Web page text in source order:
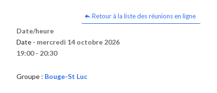
Retour à la liste des réunions en ligne
Date/heure
Date - mercredi 14 octobre 2026
19:00 - 20:30
Groupe : Bouge-St Luc